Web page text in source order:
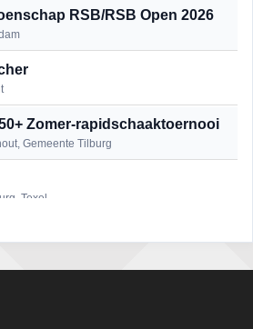
RSB/RSB Open 2026
Zomer-rapidschaaktoernooi
Gemeente Tilburg
Texel
Spakenburg